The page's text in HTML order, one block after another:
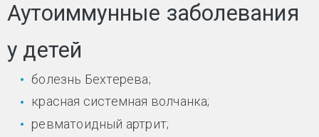
Аутоиммунные заболевания
у детей
болезнь Бехтерева;
красная системная волчанка;
ревматоидный артрит;